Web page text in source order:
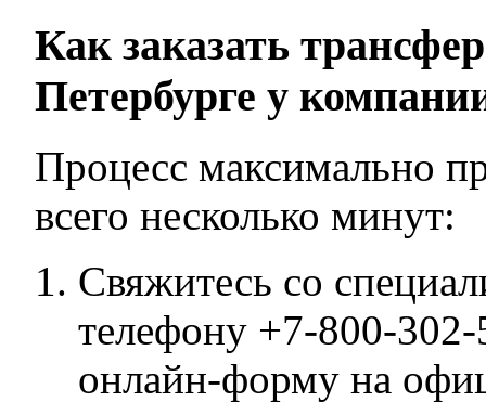
Как заказать
Петербурге у
Процесс максимально
всего несколько минут:
Свяжитесь со
телефону +7-800-302-
онлайн-форму на